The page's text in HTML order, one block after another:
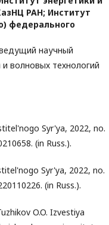
РАН; Институт
федерального
научный
волновых технологий
Syr'ya, 2022, no.
(in Russ.).
Syr'ya, 2022, no.
(in Russ.).
O.O. Izvestiya